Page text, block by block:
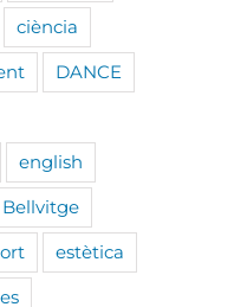
ciència
DANCE
english
Bellvitge
estètica